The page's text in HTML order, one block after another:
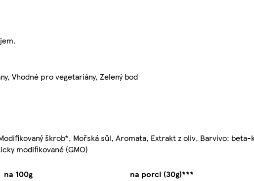
Vhodné pro vegetariány, Zelený bod
škrob*, Mořská sůl, Aromata, Extrakt z oliv, Barvivo:
modifikované (GMO)
na 100g na porci (30g)***